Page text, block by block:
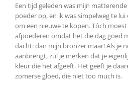
Een tijd geleden was mijn
poeder op, en ik was simpelweg te
om een nieuwe te kopen. Tóch
afpoederen omdat het die dag goed
dacht: dan mijn bronzer maar! Als je
aanbrengt, zul je merken dat je
kleur die het afgeeft. Het geeft je
zomerse gloed, die niet too much is.